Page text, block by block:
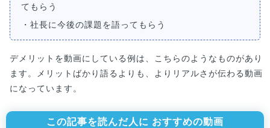
てもらう
・社長に今後の課題を語ってもらう
デメリットを動画にしている例は、こちらのようなものがあり
ます。メリットばかり語るよりも、よりリアルさが伝わる動画
になっています。
この記事を読んだ人に おすすめの動画